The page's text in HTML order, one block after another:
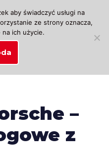
–
z
aby świadczyć usługi na
ze strony oznacza,
na ich użycie.